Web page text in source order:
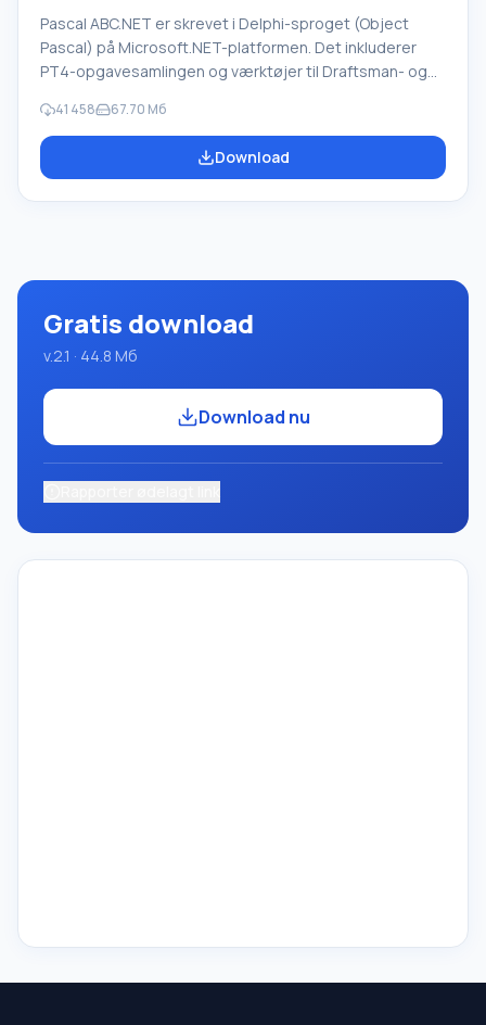
Pascal ABC.NET er skrevet i Delphi-sproget (Object
Pascal) på Microsoft.NET-platformen. Det inkluderer
PT4-opgavesamlingen og værktøjer til Draftsman- og
lærer programmering. Hovedformålet med Pascal
ABC.NET-programmeringssystemet er at studere og
undervise i moderne programmeringssprog. Funktioner
41 458 67.70 Мб
Download
Gratis download
v.2.1 · 44.8 Мб
Download nu